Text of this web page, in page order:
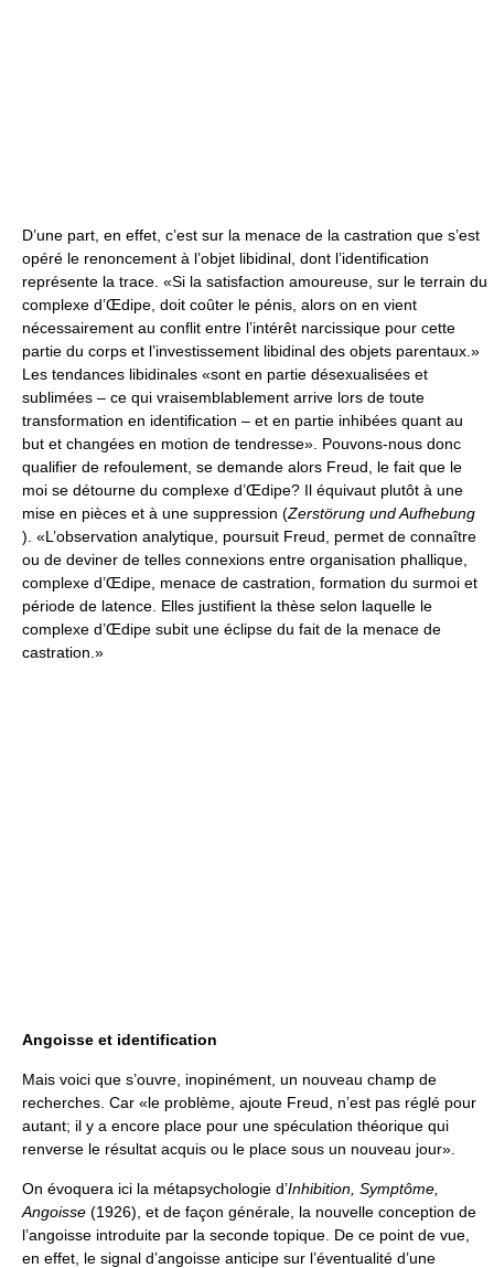
D’une part, en effet, c’est sur la menace de la castration que s’est
opéré le renoncement à l’objet libidinal, dont l’identification
représente la trace. «Si la satisfaction amoureuse, sur le terrain du
complexe d’Œdipe, doit coûter le pénis, alors on en vient
nécessairement au conflit entre l’intérêt narcissique pour cette
partie du corps et l’investissement libidinal des objets parentaux.»
Les tendances libidinales «sont en partie désexualisées et
sublimées – ce qui vraisemblablement arrive lors de toute
transformation en identification – et en partie inhibées quant au
but et changées en motion de tendresse». Pouvons-nous donc
qualifier de refoulement, se demande alors Freud, le fait que le
moi se détourne du complexe d’Œdipe? Il équivaut plutôt à une
mise en pièces et à une suppression (Zerstörung und Aufhebung
). «L’observation analytique, poursuit Freud, permet de connaître
ou de deviner de telles connexions entre organisation phallique,
complexe d’Œdipe, menace de castration, formation du surmoi et
période de latence. Elles justifient la thèse selon laquelle le
complexe d’Œdipe subit une éclipse du fait de la menace de
castration.»
Angoisse et identification
Mais voici que s’ouvre, inopinément, un nouveau champ de
recherches. Car «le problème, ajoute Freud, n’est pas réglé pour
autant; il y a encore place pour une spéculation théorique qui
renverse le résultat acquis ou le place sous un nouveau jour».
On évoquera ici la métapsychologie d’Inhibition, Symptôme,
Angoisse (1926), et de façon générale, la nouvelle conception de
l’angoisse introduite par la seconde topique. De ce point de vue,
en effet, le signal d’angoisse anticipe sur l’éventualité d’une